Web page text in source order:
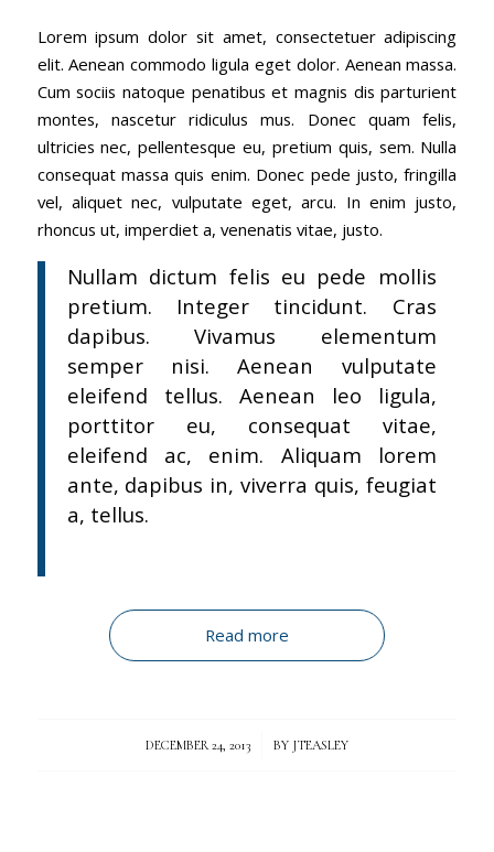
Lorem ipsum dolor sit amet, consectetuer adipiscing
elit. Aenean commodo ligula eget dolor. Aenean massa.
Cum sociis natoque penatibus et magnis dis parturient
montes, nascetur ridiculus mus. Donec quam felis,
ultricies nec, pellentesque eu, pretium quis, sem. Nulla
consequat massa quis enim. Donec pede justo, fringilla
vel, aliquet nec, vulputate eget, arcu. In enim justo,
rhoncus ut, imperdiet a, venenatis vitae, justo.
Nullam dictum felis eu pede mollis
pretium. Integer tincidunt. Cras
dapibus. Vivamus elementum
semper nisi. Aenean vulputate
eleifend tellus. Aenean leo ligula,
porttitor eu, consequat vitae,
eleifend ac, enim. Aliquam lorem
ante, dapibus in, viverra quis, feugiat
a, tellus.
Read more
DECEMBER 24, 2013
/ BY JTEASLEY